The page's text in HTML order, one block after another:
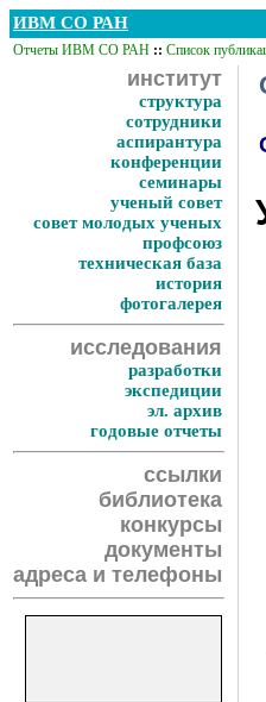
ИВМ СО РАН
Отчеты ИВМ СО РАН :: Список
институт
структура
сотрудники
аспирантура
конференции
семинары
ученый совет
совет молодых ученых
профсоюз
техническая база
история
фотогалерея
исследования
разработки
экспедиции
эл. архив
годовые отчеты
ссылки
библиотека
конкурсы
документы
адреса и телефоны